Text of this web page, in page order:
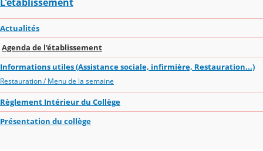
Actualités
Agenda de l'établissement
Informations utiles (Assistance sociale, infirmière, Restauration...)
Restauration / Menu de la semaine
Règlement Intérieur du Collège
Présentation du collège